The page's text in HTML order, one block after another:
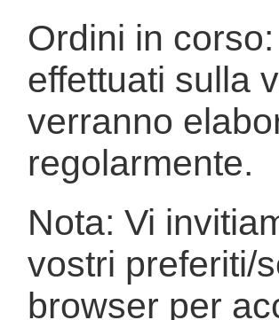
Ordini in
effettuati sulla
verranno
regolarmente.
Nota: Vi
vostri preferiti/
browser per